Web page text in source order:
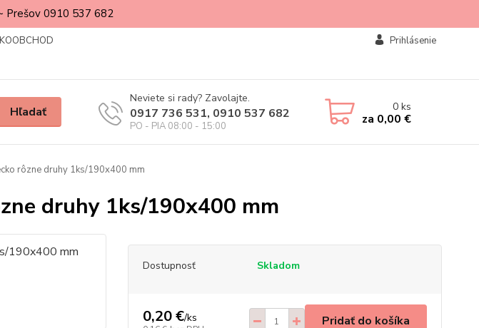
Prešov 0910 537 682
Prihlásenie
Hľadať
Neviete si rady? Zavolajte.
0917 736 531, 0910 537 682
PO - PIA 08:00 - 15:00
0ks
za 0,00 €
rôzne druhy 1ks/190x400 mm
druhy 1ks/190x400 mm
Dostupnosť Skladom
0,20 €/ks Pridať do košíka